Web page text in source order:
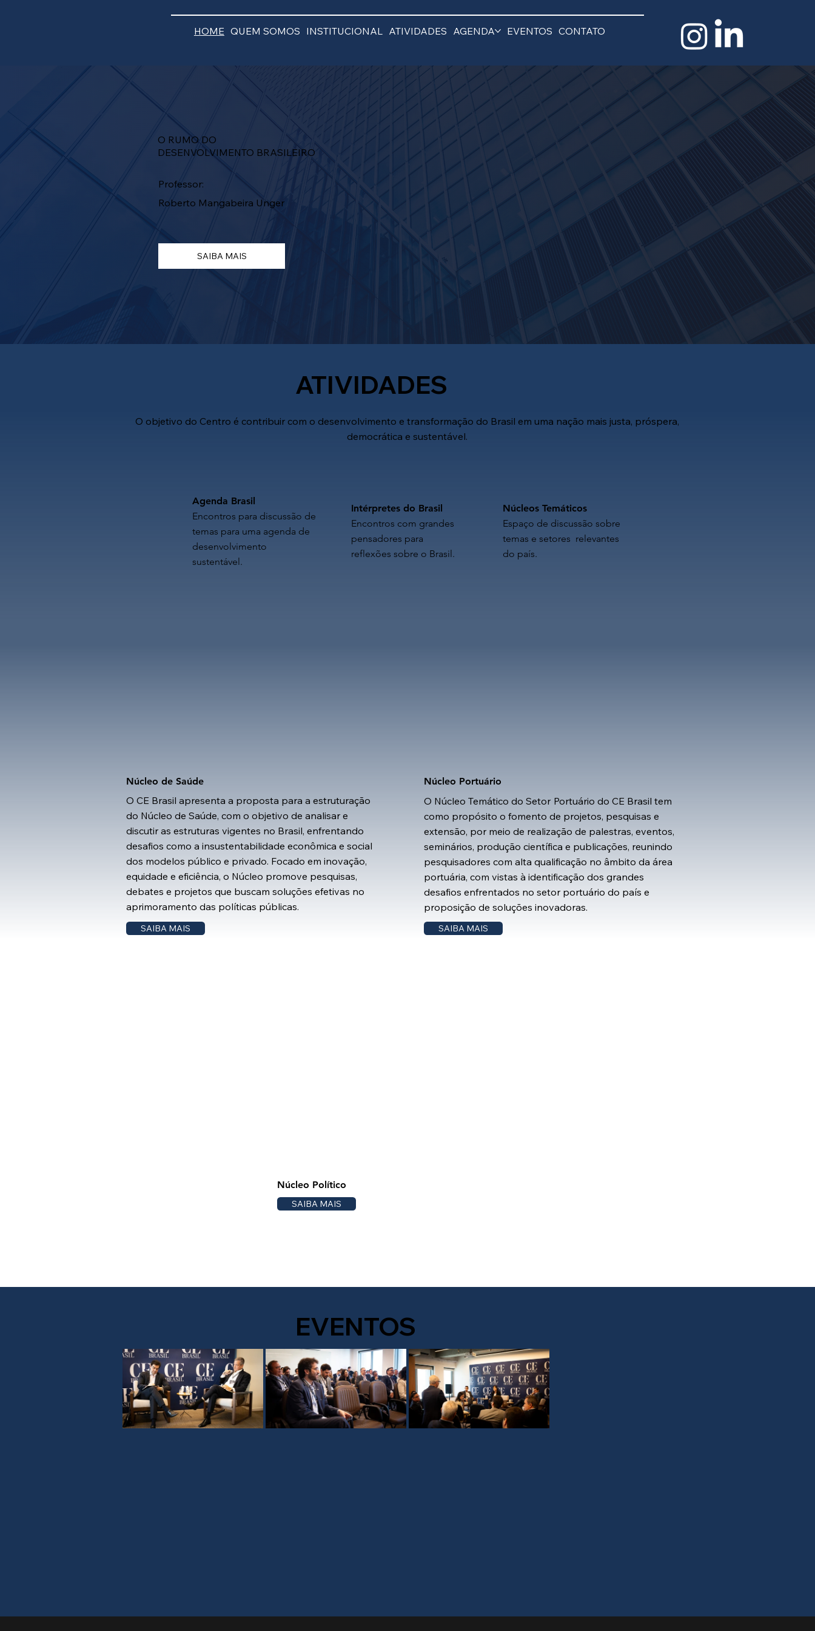
HOME QUEM SOMOS INSTITUCIONAL ATIVIDADES AGENDA EVENTOS CONTATO
O RUMO DO
DESENVOLVIMENTO BRASILEIRO
Professor:
Roberto Mangabeira Unger
ATIVIDADES
O objetivo do Centro é contribuir com o desenvolvimento e transformação do Brasil em uma nação mais justa, próspera,
democrática e sustentável.
Agenda Brasil
Encontros para discussão de
temas para uma agenda de
desenvolvimento
sustentável.
Intérpretes do Brasil
Encontros com grandes
pensadores para
reflexões sobre o Brasil.​
Núcleos Temáticos
Espaço de discussão sobre
temas e setores relevantes
do país.
Núcleo Portuário
O Núcleo Temático do Setor Portuário do CE Brasil tem
como propósito o fomento de projetos, pesquisas e
extensão, por meio de realização de palestras, eventos,
seminários, produção científica e publicações, reunindo
pesquisadores com alta qualificação no âmbito da área
portuária, com vistas à identificação dos grandes
desafios enfrentados no setor portuário do país e
proposição de soluções inovadoras.
SAIBA MAIS
Núcleo de Saúde
O CE Brasil apresenta a proposta para a estruturação
do Núcleo de Saúde, com o objetivo de analisar e
discutir as estruturas vigentes no Brasil, enfrentando
desafios como a insustentabilidade econômica e social
dos modelos público e privado. Focado em inovação,
equidade e eficiência, o Núcleo promove pesquisas,
debates e projetos que buscam soluções efetivas no
aprimoramento das políticas públicas.
SAIBA MAIS
EVENTOS
Núcleo Político
SAIBA MAIS